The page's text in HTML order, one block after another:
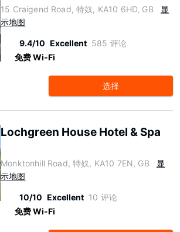
15 Craigend Road, 特奴, KA10 6HD, GB
显
示地图
9.4/10 Excellent 585 评论
免费 Wi-Fi
选择
Lochgreen House Hotel & Spa
Monktonhill Road, 特奴, KA10 7EN, GB
显
示地图
10/10 Excellent 10 评论
免费 Wi-Fi